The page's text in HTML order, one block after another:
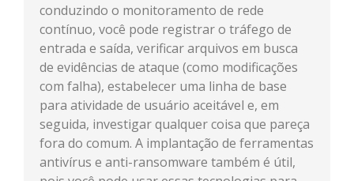
conduzindo o monitoramento de rede
contínuo, você pode registrar o tráfego de
entrada e saída, verificar arquivos em busca
de evidências de ataque (como modificações
com falha), estabelecer uma linha de base
para atividade de usuário aceitável e, em
seguida, investigar qualquer coisa que pareça
fora do comum. A implantação de ferramentas
antivírus e anti-ransomware também é útil,